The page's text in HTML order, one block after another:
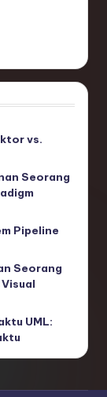
vs.
Seorang
Pipeline
Seorang
UML: